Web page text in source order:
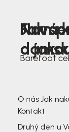
Nová
Jak
a
Barefoot
O nás Jak
Kontakt
Druhý den u